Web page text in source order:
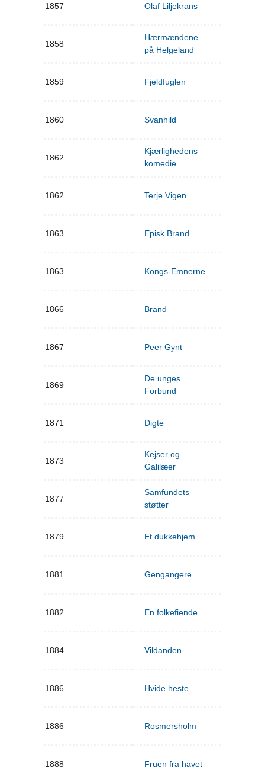
1857 Olaf Liljekrans
1858
Hærmændene
på Helgeland
1859 Fjeldfuglen
1860 Svanhild
1862
Kjærlighedens
komedie
1862 Terje Vigen
1863 Episk Brand
1863 Kongs-Emnerne
1866 Brand
1867 Peer Gynt
1869
De unges
Forbund
1871 Digte
1873
Kejser og
Galilæer
1877
Samfundets
støtter
1879 Et dukkehjem
1881 Gengangere
1882 En folkefiende
1884 Vildanden
1886 Hvide heste
1886 Rosmersholm
1888 Fruen fra havet